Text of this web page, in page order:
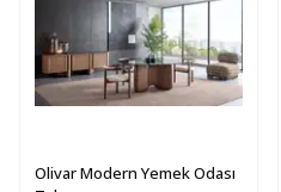
Olivar Modern Yemek Odası